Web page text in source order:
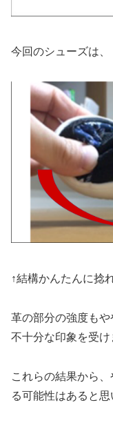
今回のシューズは、
↑結構かんたんに捻
革の部分の強度も
不十分な印象を受け
これらの結果から
る可能性はあると